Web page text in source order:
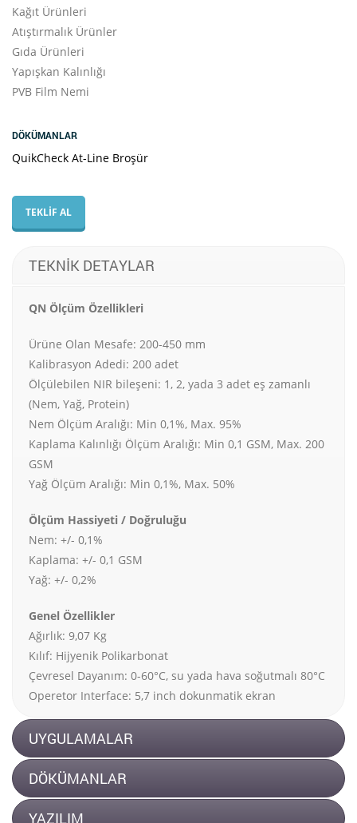
Kağıt Ürünleri
Atıştırmalık Ürünler
Gıda Ürünleri
Yapışkan Kalınlığı
PVB Film Nemi
DÖKÜMANLAR
QuikCheck At-Line Broşür
TEKLİF AL
TEKNIK DETAYLAR
QN Ölçüm Özellikleri
Ürüne Olan Mesafe: 200-450 mm
Kalibrasyon Adedi: 200 adet
Ölçülebilen NIR bileşeni: 1, 2, yada 3 adet eş zamanlı
(Nem, Yağ, Protein)
Nem Ölçüm Aralığı: Min 0,1%, Max. 95%
Kaplama Kalınlığı Ölçüm Aralığı: Min 0,1 GSM, Max. 200
GSM
Yağ Ölçüm Aralığı: Min 0,1%, Max. 50%
Ölçüm Hassiyeti / Doğruluğu
Nem: +/- 0,1%
Kaplama: +/- 0,1 GSM
Yağ: +/- 0,2%
Genel Özellikler
Ağırlık: 9,07 Kg
Kılıf: Hijyenik Polikarbonat
Çevresel Dayanım: 0-60°C, su yada hava soğutmalı 80°C
Operetor Interface: 5,7 inch dokunmatik ekran
UYGULAMALAR
DÖKÜMANLAR
YAZILIM